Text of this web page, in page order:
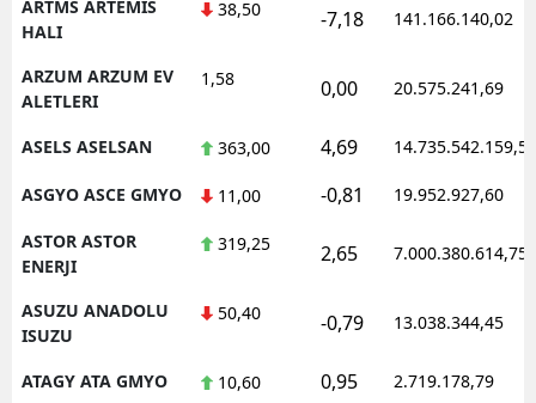
ARTMS ARTEMIS
HALI
38,50 -7,18 141.166.140,02
ARZUM ARZUM EV
ALETLERI
1,58 0,00 20.575.241,69
ASELS ASELSAN 363,00 4,69 14.735.542.159,50
ASGYO ASCE GMYO 11,00 -0,81 19.952.927,60
ASTOR ASTOR
ENERJI
319,25 2,65 7.000.380.614,75
ASUZU ANADOLU
ISUZU
50,40 -0,79 13.038.344,45
ATAGY ATA GMYO 10,60 0,95 2.719.178,79